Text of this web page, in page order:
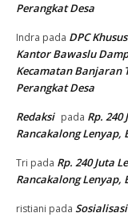
Perangkat Desa
Indra pada DPC
Kantor Bawaslu
Kecamatan Banjaran
Perangkat Desa
Redaksi pada Rp.
Rancakalong Lenyap,
Tri pada Rp. 240 Juta
Rancakalong Lenyap,
ristiani pada